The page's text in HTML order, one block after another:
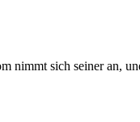
nimmt sich seiner an,